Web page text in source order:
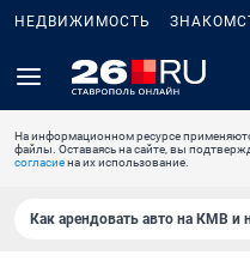
НЕДВИЖИМОСТЬ
На информационном ресурсе
файлы. Оставаясь на сайте, вы
согласиена их использование.
Как арендовать авто на КМВ и